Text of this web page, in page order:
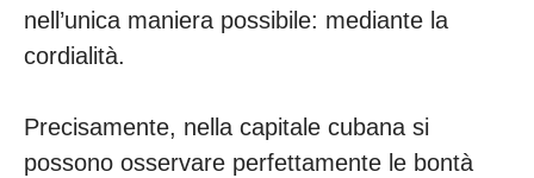
nell’unica maniera possibile: mediante la
cordialità.
Precisamente, nella capitale cubana si
possono osservare perfettamente le bontà